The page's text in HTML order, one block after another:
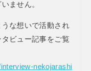
ません。
うな想いで活動され
ビュー記事をご覧
nekojarashi